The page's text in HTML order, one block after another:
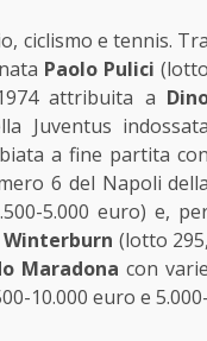
ciclismo e tennis. Tra
Paolo Pulici (lotto
attribuita a
Juventus indossata
a fine partita con
6 del Napoli della
5.000 euro) e,
(lotto 295,
Maradona con varie
10.000 euro e 5.000-